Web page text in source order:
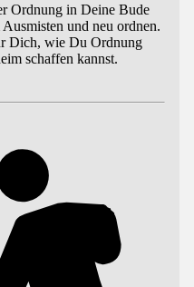
Ordnung in Deine Bude
und neu ordnen.
Dich, wie Du Ordnung
schaffen kannst.